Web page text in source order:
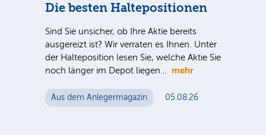
Die besten Haltepositionen
Sind Sie unsicher, ob Ihre Aktie bereits
ausgereizt ist? Wir verraten es Ihnen. Unter
der Halteposition lesen Sie, welche Aktie Sie
noch länger im Depot liegen… mehr
Aus dem Anlegermagazin 05.08.26